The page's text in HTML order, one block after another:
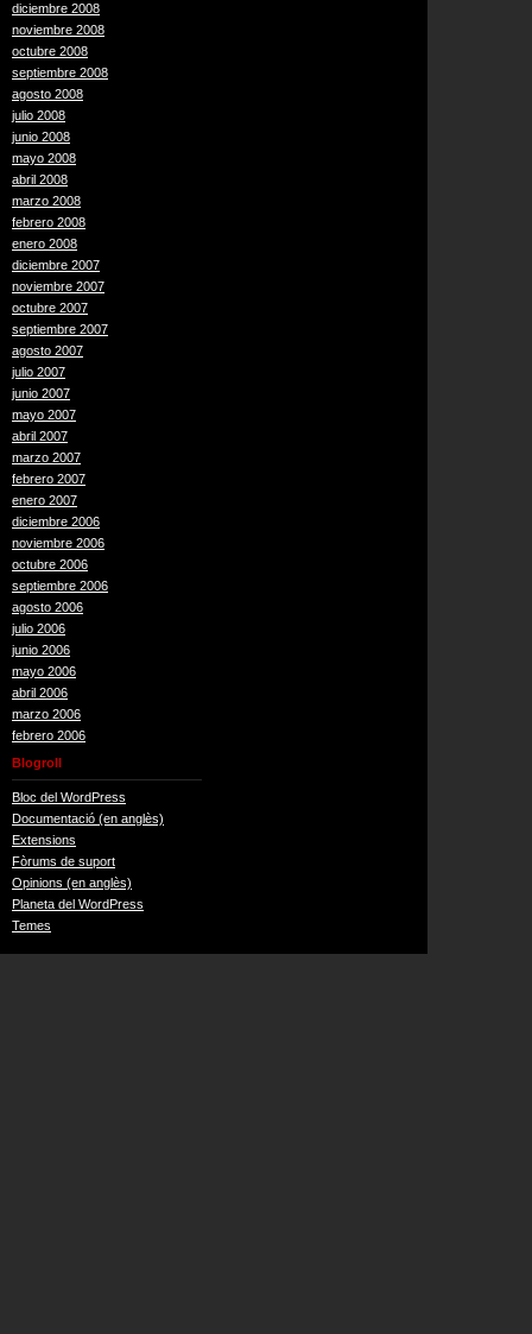
diciembre 2008
noviembre 2008
octubre 2008
septiembre 2008
agosto 2008
julio 2008
junio 2008
mayo 2008
abril 2008
marzo 2008
febrero 2008
enero 2008
diciembre 2007
noviembre 2007
octubre 2007
septiembre 2007
agosto 2007
julio 2007
junio 2007
mayo 2007
abril 2007
marzo 2007
febrero 2007
enero 2007
diciembre 2006
noviembre 2006
octubre 2006
septiembre 2006
agosto 2006
julio 2006
junio 2006
mayo 2006
abril 2006
marzo 2006
febrero 2006
Blogroll
Bloc del WordPress
Documentació (en anglès)
Extensions
Fòrums de suport
Opinions (en anglès)
Planeta del WordPress
Temes